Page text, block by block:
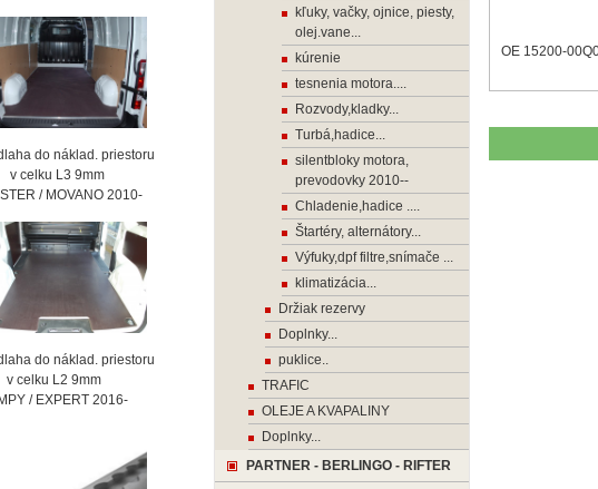
OE 15200-
kľuky, vačky, ojnice, piesty,
olej.vane...
kúrenie
tesnenia motora....
Rozvody,kladky...
Turbá,hadice...
silentbloky motora,
prevodovky 2010--
Chladenie,hadice ....
Štartéry, alternátory...
Výfuky,dpf filtre,snímače ...
klimatizácia...
Držiak rezervy
Doplnky...
puklice..
TRAFIC
OLEJE A KVAPALINY
Doplnky...
PARTNER - BERLINGO - RIFTER
do náklad. priestoru
L3 9mm
/ MOVANO 2010-
do náklad. priestoru
L2 9mm
/ EXPERT 2016-